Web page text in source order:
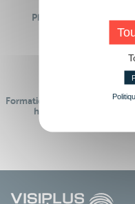
Plus de 50 formations
Formations réalisables
hors temps de travail